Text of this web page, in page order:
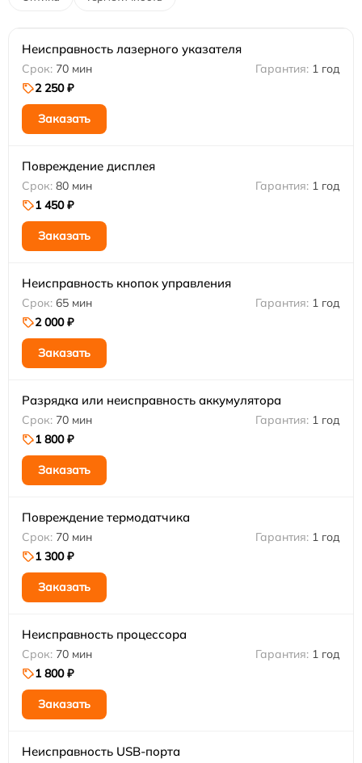
Неисправность лазерного указателя
70 мин
1 год
2 250 ₽
Заказать
Повреждение дисплея
80 мин
1 год
1 450 ₽
Заказать
Неисправность кнопок управления
65 мин
1 год
2 000 ₽
Заказать
Разрядка или неисправность аккумулятора
70 мин
1 год
1 800 ₽
Заказать
Повреждение термодатчика
70 мин
1 год
1 300 ₽
Заказать
Неисправность процессора
70 мин
1 год
1 800 ₽
Заказать
Неисправность USB-порта